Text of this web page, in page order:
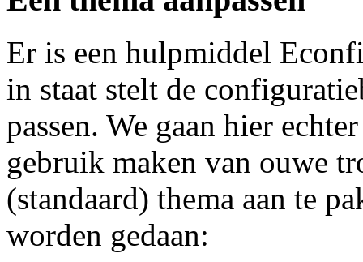
Er is een hulpmiddel
in staat stelt de
passen. We gaan hier
gebruik maken van ouwe
(standaard) thema aan te
worden gedaan: